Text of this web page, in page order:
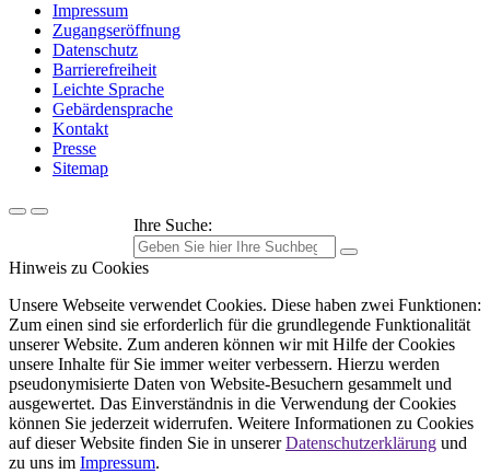
Impressum
Zugangseröffnung
Datenschutz
Barrierefreiheit
Leichte Sprache
Gebärdensprache
Kontakt
Presse
Sitemap
Ihre Suche:
Hinweis zu Cookies
Unsere Webseite verwendet Cookies. Diese haben zwei Funktionen:
Zum einen sind sie erforderlich für die grundlegende Funktionalität
unserer Website. Zum anderen können wir mit Hilfe der Cookies
unsere Inhalte für Sie immer weiter verbessern. Hierzu werden
pseudonymisierte Daten von Website-Besuchern gesammelt und
ausgewertet. Das Einverständnis in die Verwendung der Cookies
können Sie jederzeit widerrufen. Weitere Informationen zu Cookies
auf dieser Website finden Sie in unsererDatenschutzerklärung und
zu uns im Impressum.